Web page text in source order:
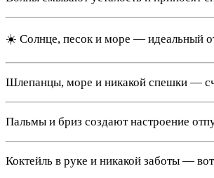
☀️ Солнце, песок и море — идеальный
Шлепанцы, море и никакой спешки —
Пальмы и бриз создают настроение
Коктейль в руке и никакой заботы —